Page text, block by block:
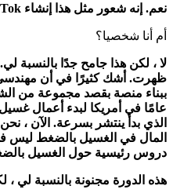
نعم. إنه شعور مثل هذا إنشاء TikTok.
أم أنا شخصيا؟
لا ، لكن هذا جامح جدًا بالنسبة
عامًا في أمريكا لبدء أعمال
الذي بدأ ينتشر بسرعة. الآن ،
المال في الغسيل بالضغط ليس
دروس رئيسية حول الغسيل
هذه الدورة مجنونة بالنسبة لي ،